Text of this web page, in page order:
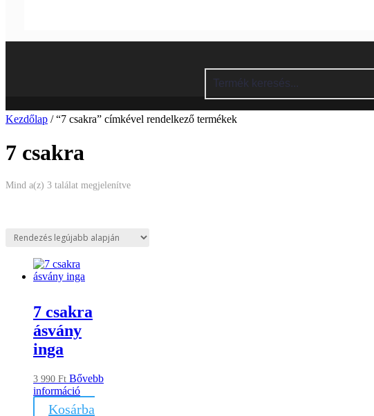
Kezdőlap / “7 csakra” címkével rendelkező termékek
7 csakra
Mind a(z) 3 találat megjelenítveSorted
7 csakra
ásvány
inga
3 990 Ft Bővebb
információ
Kosárba